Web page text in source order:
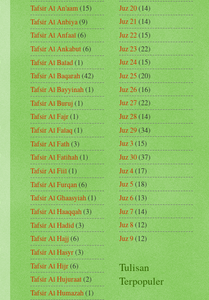
Tafsir Al An'aam(15)
Tafsir Al Anbiya(9)
Tafsir Al Anfaal(6)
Tafsir Al Ankabut(6)
Tafsir Al Balad(1)
Tafsir Al Baqarah(42)
Tafsir Al Bayyinah(1)
Tafsir Al Buruj(1)
Tafsir Al Fajr(1)
Tafsir Al Falaq (1)
Tafsir Al Fath(3)
Tafsir Al Fatihah(1)
Tafsir Al Fiil(1)
Tafsir Al Furqan (6)
Tafsir Al Ghaasyiah(1)
Tafsir Al Haaqqah(3)
Tafsir Al Hadid(3)
Tafsir Al Hajj (6)
Tafsir Al Hasyr(3)
Tafsir Al Hijr(6)
Tafsir Al Hujuraat(2)
Tafsir Al Humazah(1)
Juz 20(14)
Juz 21(14)
Juz 22(15)
Juz 23(22)
Juz 24(15)
Juz 25 (20)
Juz 26(16)
Juz 27(22)
Juz 28(14)
Juz 29(34)
Juz 3 (15)
Juz 30(37)
Juz 4(17)
Juz 5(18)
Juz 6(13)
Juz 7 (14)
Juz 8(12)
Juz 9(12)
Tulisan
Terpopuler